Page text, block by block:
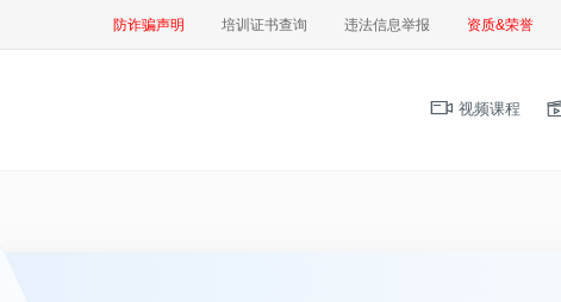
防诈骗声明 培训证书查询 违法信息举报 资质&荣誉
视频课程